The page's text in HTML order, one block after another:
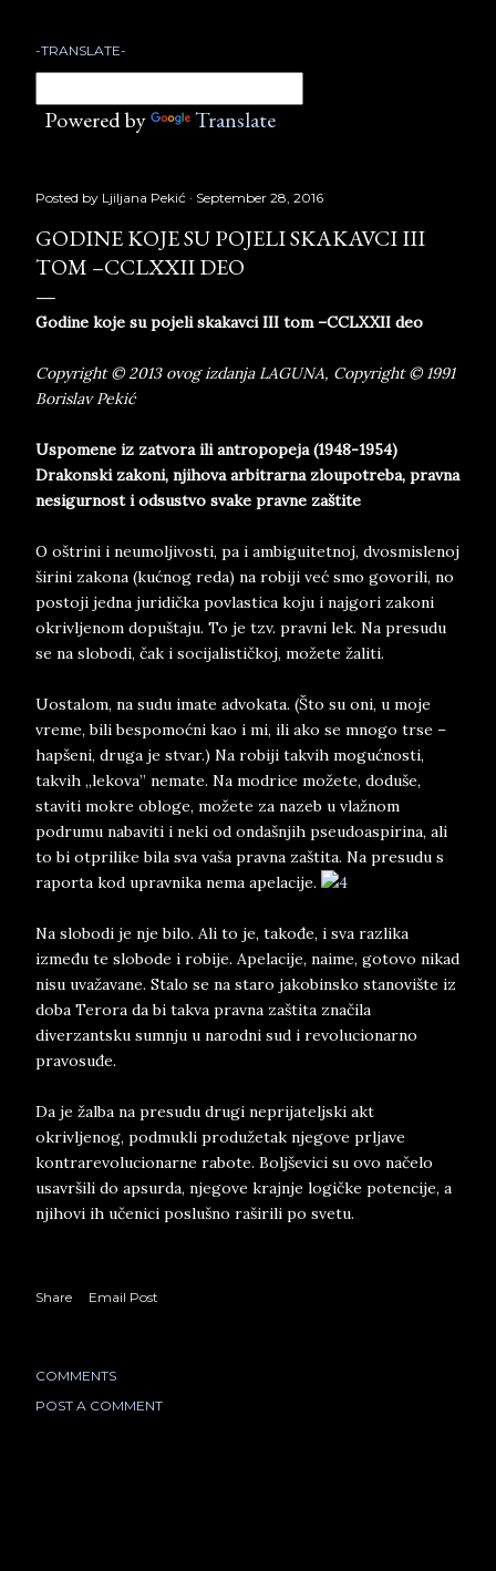
-TRANSLATE-
Powered by Translate
Posted by Ljiljana Pekić September 28, 2016
GODINE KOJE SU POJELI SKAKAVCI III
TOM –CCLXXII DEO
Godine koje su pojeli skakavci III tom –CCLXXII deo
Copyright © 2013 ovog izdanja LAGUNA, Copyright © 1991
Borislav Pekić
Uspomene iz zatvora ili antropopeja (1948-1954)
Drakonski zakoni, njihova arbitrarna zloupotreba, pravna
nesigurnost i odsustvo svake pravne zaštite
O oštrini i neumoljivosti, pa i ambiguitetnoj, dvosmislenoj
širini zakona (kućnog reda) na robiji već smo govorili, no
postoji jedna juridička povlastica koju i najgori zakoni
okrivljenom dopuštaju. To je tzv. pravni lek. Na presudu
se na slobodi, čak i socijalističkoj, možete žaliti.
Uostalom, na sudu imate advokata. (Što su oni, u moje
vreme, bili bespomoćni kao i mi, ili ako se mnogo trse –
hapšeni, druga je stvar.) Na robiji takvih mogućnosti,
takvih „lekova” nemate. Na modrice možete, doduše,
staviti mokre obloge, možete za nazeb u vlažnom
podrumu nabaviti i neki od ondašnjih pseudoaspirina, ali
to bi otprilike bila sva vaša pravna zaštita. Na presudu s
raporta kod upravnika nema apelacije.
Na slobodi je nje bilo. Ali to je, takođe, i sva razlika
između te slobode i robije. Apelacije, naime, gotovo nikad
nisu uvažavane. Stalo se na staro jakobinsko stanovište iz
doba Terora da bi takva pravna zaštita značila
diverzantsku sumnju u narodni sud i revolucionarno
pravosuđe.
Da je žalba na presudu drugi neprijateljski akt
okrivljenog, podmukli produžetak njegove prljave
kontrarevolucionarne rabote. Boljševici su ovo načelo
usavršili do apsurda, njegove krajnje logičke potencije, a
njihovi ih učenici poslušno raširili po svetu.
Share Email Post
COMMENTS
POST A COMMENT